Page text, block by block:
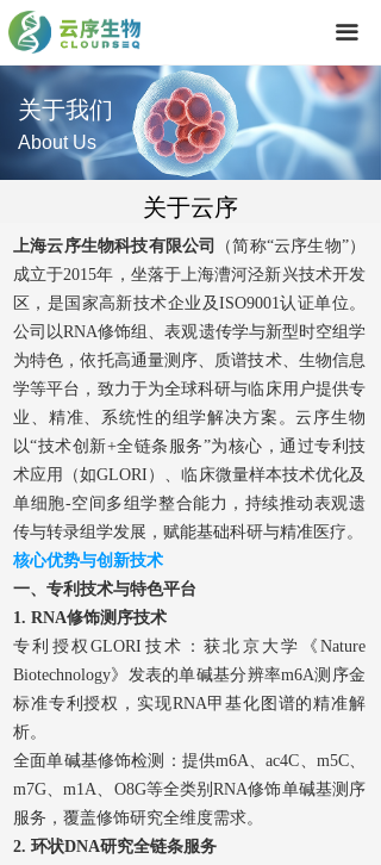
끀
首页
技术服务
产品中心
关于我们
联系我们
关于云序
上海云序生物科技有限公司
（简称“云序生物”）
成立于2015年，坐落于上海漕河泾新兴技术开发
区，是国家高新技术企业及ISO9001认证单位。
公司以RNA修饰组、表观遗传学与新型时空组学
为特色，依托高通量测序、质谱技术、生物信息
学等平台，致力于为全球科研与临床用户提供专
业、精准、系统性的组学解决方案。云序生物
以“技术创新+全链条服务”为核心，通过专利技
术应用（如GLORI）、临床微量样本技术优化及
单细胞-空间多组学整合能力，持续推动表观遗
传与转录组学发展，赋能基础科研与精准医疗。
核心优势与创新技术
一、专利技术与特色平台
1. RNA修饰测序技术
专利授权GLORI技术：获北京大学《Nature
Biotechnology》发表的单碱基分辨率m6A测序金
标准专利授权，实现RNA甲基化图谱的精准解
析。
全面单碱基修饰检测：提供m6A、ac4C、m5C、
m7G、m1A、O8G等全类别RNA修饰单碱基测序
服务，覆盖修饰研究全维度需求。
2. 环状DNA研究全链条服务
关于我们
About Us